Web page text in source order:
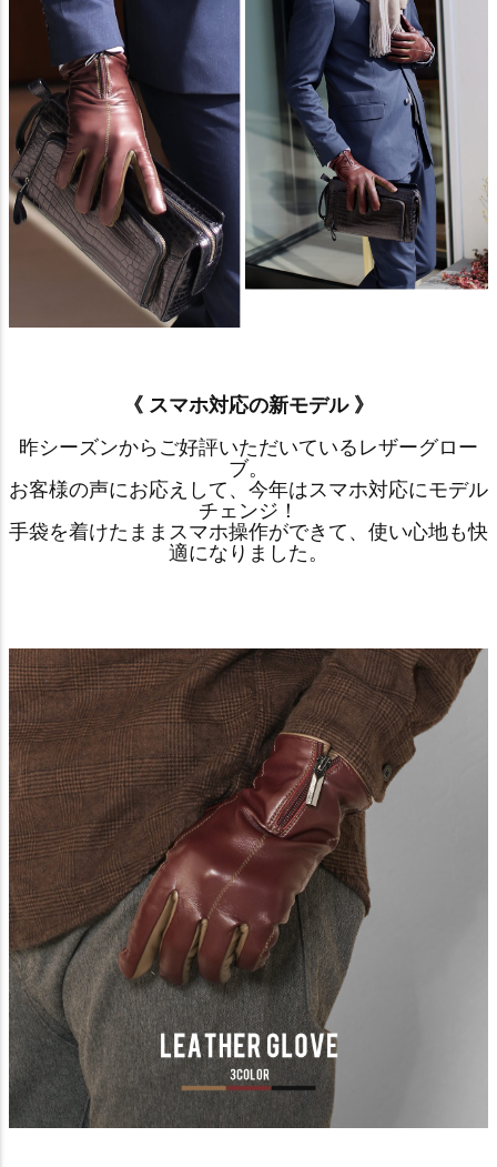
《 スマホ対応の新モデル 》
昨シーズンからご好評いただいているレザーグロー
ブ。
お客様の声にお応えして、今年はスマホ対応にモデル
チェンジ！
手袋を着けたままスマホ操作ができて、使い心地も快
適になりました。